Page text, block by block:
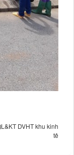
DVHT khu kinh
tê